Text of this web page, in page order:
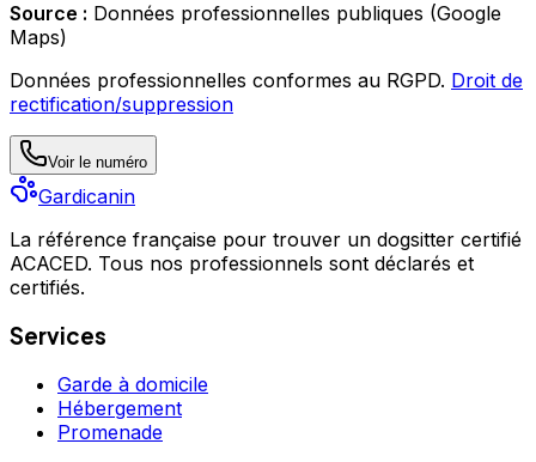
Source : Données professionnelles publiques (Google
Maps)
Données professionnelles conformes au RGPD. Droit de
rectification/suppression
Voir le numéro
Gardicanin
La référence française pour trouver un dogsitter certifié
ACACED. Tous nos professionnels sont déclarés et
certifiés.
Services
Garde à domicile
Hébergement
Promenade